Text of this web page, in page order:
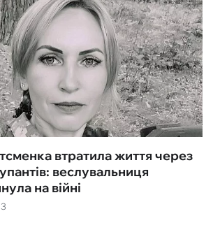
втратила життя через
веслувальниця
на війні